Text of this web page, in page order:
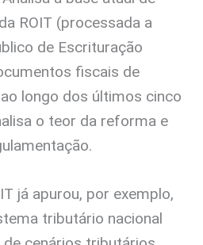
ROIT (processada a
de Escrituração
fiscais de
longo dos últimos cinco
o teor da reforma e
já apurou, por exemplo,
tributário nacional